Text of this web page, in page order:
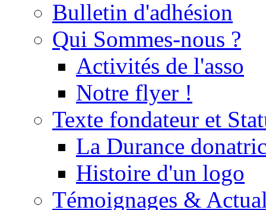
Bulletin d'adhésion
Qui Sommes-nous ?
Activités de l'asso
Notre flyer !
Texte fondateur et
La Durance
Histoire d'un logo
Témoignages &